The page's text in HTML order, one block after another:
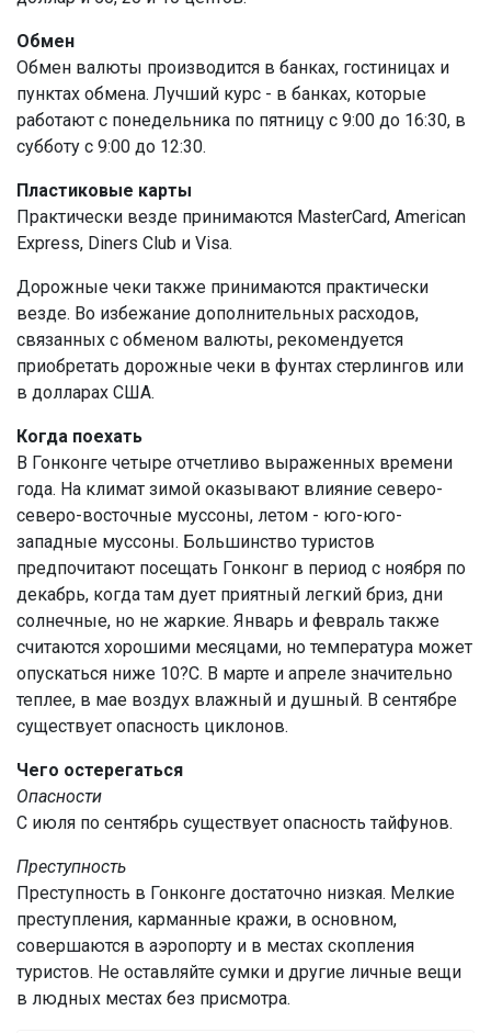
Обмен
Обмен валюты производится в банках, гостиницах и
пунктах обмена. Лучший курс - в банках, которые
работают с понедельника по пятницу с 9:00 до 16:30, в
субботу с 9:00 до 12:30.
Пластиковые карты
Практически везде принимаются MasterCard, American
Express, Diners Club и Visa.
Дорожные чеки также принимаются практически
везде. Во избежание дополнительных расходов,
связанных с обменом валюты, рекомендуется
приобретать дорожные чеки в фунтах стерлингов или
в долларах США.
Когда поехать
В Гонконге четыре отчетливо выраженных времени
года. На климат зимой оказывают влияние северо-
северо-восточные муссоны, летом - юго-юго-
западные муссоны. Большинство туристов
предпочитают посещать Гонконг в период с ноября по
декабрь, когда там дует приятный легкий бриз, дни
солнечные, но не жаркие. Январь и февраль также
считаются хорошими месяцами, но температура может
опускаться ниже 10?С. В марте и апреле значительно
теплее, в мае воздух влажный и душный. В сентябре
существует опасность циклонов.
Чего остерегаться
Опасности
С июля по сентябрь существует опасность тайфунов.
Преступность
Преступность в Гонконге достаточно низкая. Мелкие
преступления, карманные кражи, в основном,
совершаются в аэропорту и в местах скопления
туристов. Не оставляйте сумки и другие личные вещи
в людных местах без присмотра.